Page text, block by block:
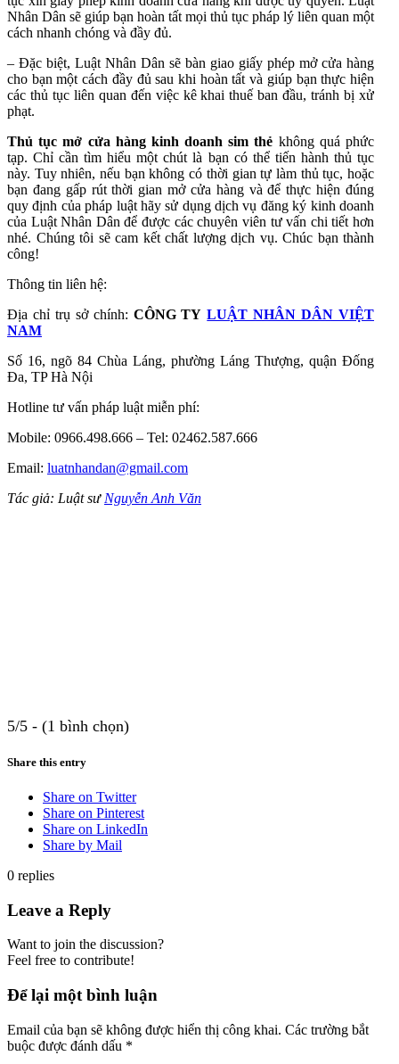
Nhân Dân sẽ giúp bạn hoàn tất mọi thủ tục pháp lý liên quan một
cách nhanh chóng và đầy đủ.
– Đặc biệt, Luật Nhân Dân sẽ bàn giao giấy phép mở cửa hàng
cho bạn một cách đầy đủ sau khi hoàn tất và giúp bạn thực hiện
các thủ tục liên quan đến việc kê khai thuế ban đầu, tránh bị xử
phạt.
Thủ tục mở cửa hàng kinh doanh sim thẻ không quá phức
tạp. Chỉ cần tìm hiểu một chút là bạn có thể tiến hành thủ tục
này. Tuy nhiên, nếu bạn không có thời gian tự làm thủ tục, hoặc
bạn đang gấp rút thời gian mở cửa hàng và để thực hiện đúng
quy định của pháp luật hãy sử dụng dịch vụ đăng ký kinh doanh
của Luật Nhân Dân để được các chuyên viên tư vấn chi tiết hơn
nhé. Chúng tôi sẽ cam kết chất lượng dịch vụ. Chúc bạn thành
công!
Thông tin liên hệ:
Địa chỉ trụ sở chính: CÔNG TYLUẬT NHÂN DÂN VIỆT
NAM
Số 16, ngõ 84 Chùa Láng, phường Láng Thượng, quận Đống
Đa, TP Hà Nội
Hotline tư vấn pháp luật miễn phí:
Mobile: 0966.498.666 – Tel: 02462.587.666
Email: luatnhandan@gmail.com
Tác giả: Luật sư Nguyễn Anh Văn
5/5 - (1 bình chọn)
Share this entry
Share on Twitter
Share on Pinterest
Share on LinkedIn
Share by Mail
0 replies
Leave a Reply
Want to join the discussion?
Feel free to contribute!
Để lại một bình luận
Email của bạn sẽ không được hiển thị công khai. Các trường bắt
buộc được đánh dấu *